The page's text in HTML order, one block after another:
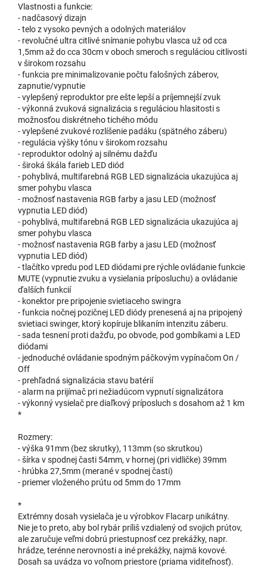
Vlastnosti a funkcie:
- nadčasový dizajn
- telo z vysoko pevných a odolných materiálov
- revolučné ultra citlivé snímanie pohybu vlasca už od cca
1,5mm až do cca 30cm v oboch smeroch s reguláciou citlivosti
v širokom rozsahu
- funkcia pre minimalizovanie počtu falošných záberov,
zapnutie/vypnutie
- vylepšený reproduktor pre ešte lepší a príjemnejší zvuk
- výkonná zvuková signalizácia s reguláciou hlasitosti s
možnosťou diskrétneho tichého módu
- vylepšené zvukové rozlíšenie padáku (spätného záberu)
- regulácia výšky tónu v širokom rozsahu
- reproduktor odolný aj silnému dažďu
- široká škála farieb LED diód
- pohyblivá, multifarebná RGB LED signalizácia ukazujúca aj
smer pohybu vlasca
- možnosť nastavenia RGB farby a jasu LED (možnosť
vypnutia LED diód)
- pohyblivá, multifarebná RGB LED signalizácia ukazujúca aj
smer pohybu vlasca
- možnosť nastavenia RGB farby a jasu LED (možnosť
vypnutia LED diód)
- tlačítko vpredu pod LED diódami pre rýchle ovládanie funkcie
MUTE (vypnutie zvuku a vysielania príposluchu) a ovládanie
ďalších funkcií
- konektor pre pripojenie svietiaceho swingra
- funkcia nočnej pozičnej LED diódy prenesená aj na pripojený
svietiaci swinger, ktorý kopíruje blikaním intenzitu záberu.
- sada tesnení proti dažďu, po obvode, pod gombíkami a LED
diódami
- jednoduché ovládanie spodným páčkovým vypínačom On /
Off
- prehľadná signalizácia stavu batérií
- alarm na prijímač pri nežiadúcom vypnutí signalizátora
- výkonný vysielač pre diaľkový príposluch s dosahom až 1 km
*
Rozmery:
- výška 91mm (bez skrutky), 113mm (so skrutkou)
- šírka v spodnej časti 54mm, v hornej (pri vidličke) 39mm
- hrúbka 27,5mm (merané v spodnej časti)
- priemer vloženého prútu od 5mm do 17mm
*
Extrémny dosah vysielača je u výrobkov Flacarp unikátny.
Nie je to preto, aby bol rybár príliš vzdialený od svojich prútov,
ale zaručuje veľmi dobrú priestupnosť cez prekážky, napr.
hrádze, terénne nerovnosti a iné prekážky, najmä kovové.
Dosah sa uvádza vo voľnom priestore (priama viditeľnosť).